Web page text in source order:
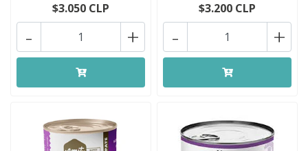
$3.050 CLP
+
-
$3.200 CLP
+
-